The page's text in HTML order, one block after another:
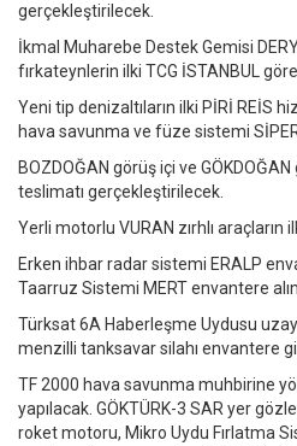
gerçekleştirilecek.
İkmal Muharebe Destek Gemisi
fırkateynlerin ilki TCG İSTANBUL
Yeni tip denizaltıların ilki PİRİ REİS
hava savunma ve füze sistemi
BOZDOĞAN görüş içi ve
teslimatı gerçekleştirilecek.
Yerli motorlu VURAN zırhlı araçların
Erken ihbar radar sistemi ERALP
Taarruz Sistemi MERT envantere
Türksat 6A Haberleşme Uydusu
menzilli tanksavar silahı envantere
TF 2000 hava savunma muhbirine
yapılacak. GÖKTÜRK-3 SAR yer
roket motoru, Mikro Uydu Fırlatma